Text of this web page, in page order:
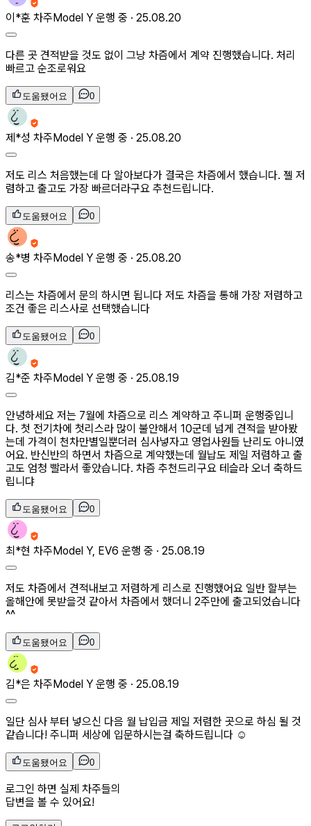
이*훈 차주Model Y 운행 중 · 25.08.20
다른 곳 견적받을 것도 없이 그냥 차즘에서 계약 진행했습니다. 처리
빠르고 순조로워요
도움됐어요 0
제*성 차주Model Y 운행 중 · 25.08.20
저도 리스 처음했는데 다 알아보다가 결국은 차즘에서 했습니다. 젤 저
렴하고 출고도 가장 빠르더라구요 추천드립니다.
도움됐어요 0
송*병 차주Model Y 운행 중 · 25.08.20
리스는 차즘에서 문의 하시면 됩니다 저도 차즘을 통해 가장 저렴하고
조건 좋은 리스사로 선택했습니다
도움됐어요 0
김*준 차주Model Y 운행 중 · 25.08.19
안녕하세요 저는 7월에 차즘으로 리스 계약하고 주니퍼 운행중입니
다. 첫 전기차에 첫리스라 많이 불안해서 10군데 넘게 견적을 받아봤
는데 가격이 천차만별일뿐더러 심사넣자고 영업사원들 난리도 아니였
어요. 반신반의 하면서 차즘으로 계약했는데 월납도 제일 저렴하고 출
고도 엄청 빨라서 좋았습니다. 차즘 추천드리구요 테슬라 오너 축하드
립니댜
도움됐어요 0
최*현 차주Model Y, EV6 운행 중 · 25.08.19
저도 차즘에서 견적내보고 저렴하게 리스로 진행했어요 일반 할부는
올해안에 못받을것 같아서 차즘에서 했더니 2주만에 출고되었습니다
^^
도움됐어요 0
김*은 차주Model Y 운행 중 · 25.08.19
일단 심사 부터 넣으신 다음 월 납입금 제일 저렴한 곳으로 하심 될 것
같습니다! 주니퍼 세상에 입문하시는걸 축하드립니다 ☺️
도움됐어요 0
로그인 하면 실제 차주들의
답변을 볼 수 있어요!